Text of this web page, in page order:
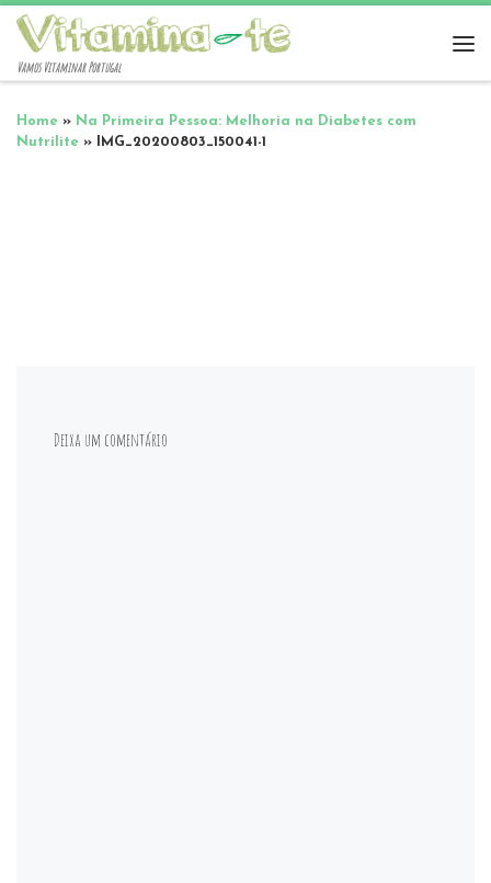
Vamos Vitaminar Portugal
Home » Na Primeira Pessoa: Melhoria na Diabetes com
Nutrilite » IMG_20200803_150041-1
Deixa um comentário